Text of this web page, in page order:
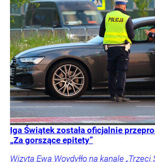
Iga Świątek została oficjalnie
„Za gorszące epitety”
Wizyta Ewa Woydyłło na kanale „Trzeci